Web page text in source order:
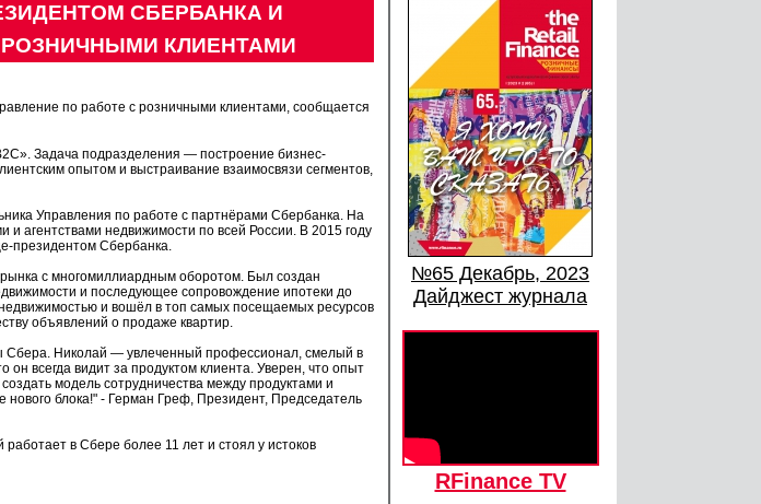
СБЕРБАНКА И
КЛИЕНТАМИ
по работе с розничными клиентами, сообщается
Задача подразделения — построение бизнес-
опытом и выстраивание взаимосвязи сегментов,
Управления по работе с партнёрами Сбербанка. На
агентствами недвижимости по всей России. В 2015 году
президентом Сбербанка.
с многомиллиардным оборотом. Был создан
и последующее сопровождение ипотеки до
и вошёл в топ самых посещаемых ресурсов
объявлений о продаже квартир.
Сбера. Николай — увлеченный профессионал, смелый в
всегда видит за продуктом клиента. Уверен, что опыт
модель сотрудничества между продуктами и
блока!" - Герман Греф, Президент, Председатель
в Сбере более 11 лет и стоял у истоков
№65 Декабрь, 2023
Дайджест журнала
RFinance TV